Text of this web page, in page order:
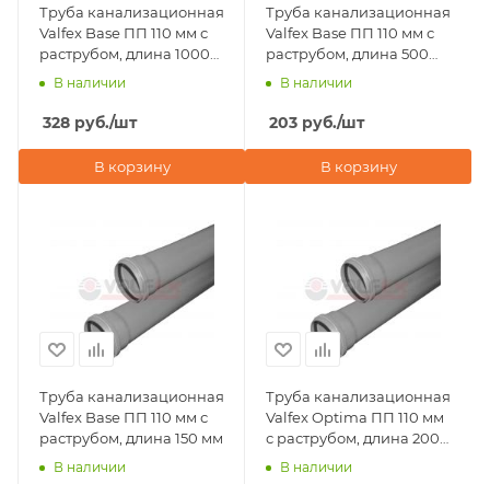
Труба канализационная
Valfex Base ПП 110 мм с
раструбом, длина 1000
ммВ наличии
328 руб./шт
В корзину
Труба канализационная
Valfex Base ПП 110 мм с
раструбом, длина 500
ммВ наличии
203 руб./шт
В корзину
Труба канализационная
Valfex Base ПП 110 мм с
раструбом, длина 150 мм
В наличии
Труба канализационная
Valfex Optima ПП 110 мм
с раструбом, длина 2000
ммВ наличии